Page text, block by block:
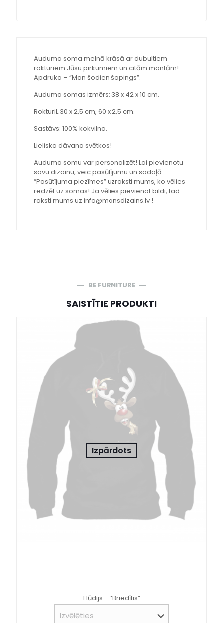
Auduma soma melnā krāsā ar dubultiem
rokturiem Jūsu pirkumiem un citām mantām!
Apdruka – “Man šodien šopings”.
Auduma somas izmērs: 38 x 42 x 10 cm.
RokturiL 30 x 2,5 cm, 60 x 2,5 cm.
Sastāvs: 100% kokvilna.
Lieliska dāvana svētkos!
Auduma somu var personalizēt! Lai pievienotu
savu dizainu, veic pasūtījumu un sadaļā
“Pasūtījuma piezīmes” uzraksti mums, ko vēlies
redzēt uz somas! Ja vēlies pievienot bildi, tad
raksti mums uz info@mansdizains.lv !
BE FURNITURE
SAISTĪTIE PRODUKTI
Izpārdots
Hūdijs – “Briedītis”